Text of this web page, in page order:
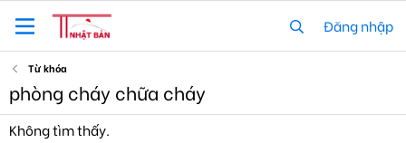
Đăng nhập
Từ khóa
phòng cháy chữa cháy
Không tìm thấy.